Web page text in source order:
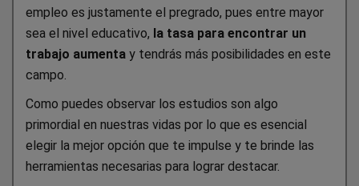
empleo es justamente el pregrado, pues entre mayor
sea el nivel educativo, la tasa para encontrar un
trabajo aumenta y tendrás más posibilidades en este
campo.
Como puedes observar los estudios son algo
primordial en nuestras vidas por lo que es esencial
elegir la mejor opción que te impulse y te brinde las
herramientas necesarias para lograr destacar.